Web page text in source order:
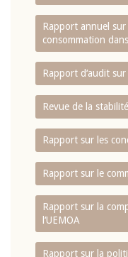
Rapport annuel sur
consommation
Rapport d‘audit
Revue de la
Rapport sur les
Rapport sur le
Rapport sur la
l‘UEMOA
Rapport sur la